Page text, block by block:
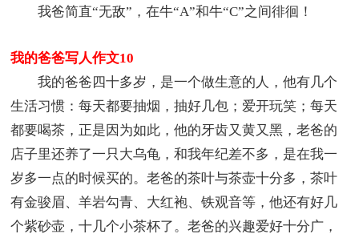
我爸简直“无敌”，在牛“A”和牛“C”之间徘徊！
我的爸爸写人作文10
我的爸爸四十多岁，是一个做生意的人，他有几个
生活习惯：每天都要抽烟，抽好几包；爱开玩笑；每天
都要喝茶，正是因为如此，他的牙齿又黄又黑，老爸的
店子里还养了一只大乌龟，和我年纪差不多，是在我一
岁多一点的时候买的。老爸的茶叶与茶壶十分多，茶叶
有金骏眉、羊岩勾青、大红袍、铁观音等，他还有好几
个紫砂壶，十几个小茶杯了。老爸的兴趣爱好十分广，